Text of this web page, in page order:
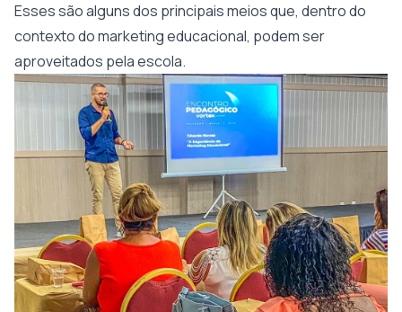
Esses são alguns dos principais meios que, dentro do
contexto do marketing educacional, podem ser
aproveitados pela escola.